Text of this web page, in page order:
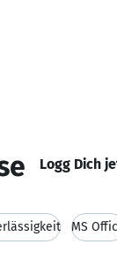
Logg Dich
MS